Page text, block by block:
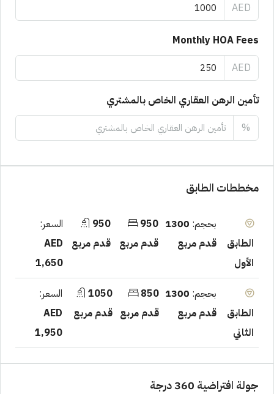
AED
Monthly HOA Fees
AED
تأمين الرهن العقاري الخاص بالمشتري
%
مخططات الطابق
الطابق
الأول
بحجم: 1300
قدم مربع
950
قدم مربع
950
قدم مربع
السعر:
AED
1,650
الطابق
الثاني
بحجم: 1300
قدم مربع
850
قدم مربع
1050
قدم مربع
السعر:
AED
1,950
جولة افتراضية 360 درجة